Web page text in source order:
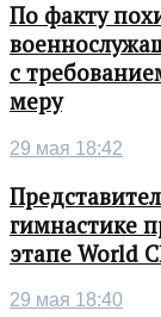
По факту
с
меру
29 мая 18:42
гимнастике
этапе World
29 мая 18:40